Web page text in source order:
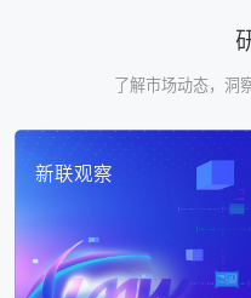
了解市场动态，洞
新联观察